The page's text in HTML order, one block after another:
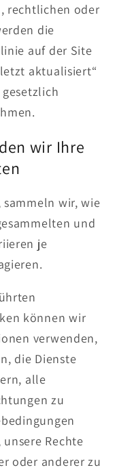
rechtlichen oder
die
auf der Site
aktualisiert“
wir Ihre
wir, wie
und
je
können wir
verwenden,
die Dienste
alle
zu
Rechte
oder anderer zu